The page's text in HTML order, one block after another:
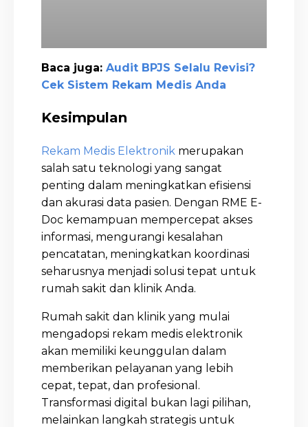
Baca juga: Audit BPJS Selalu Revisi?
Cek Sistem Rekam Medis Anda
Kesimpulan
Rekam Medis Elektronik merupakan
salah satu teknologi yang sangat
penting dalam meningkatkan efisiensi
dan akurasi data pasien. Dengan RME E-
Doc kemampuan mempercepat akses
informasi, mengurangi kesalahan
pencatatan, meningkatkan koordinasi
seharusnya menjadi solusi tepat untuk
rumah sakit dan klinik Anda.
Rumah sakit dan klinik yang mulai
mengadopsi rekam medis elektronik
akan memiliki keunggulan dalam
memberikan pelayanan yang lebih
cepat, tepat, dan profesional.
Transformasi digital bukan lagi pilihan,
melainkan langkah strategis untuk